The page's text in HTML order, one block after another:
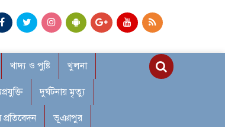
খাদ্য ও পুষ্টি খুলনা
দুর্ঘটনায় মৃত্যু
প্রতিবেদন ভূঞাপুর